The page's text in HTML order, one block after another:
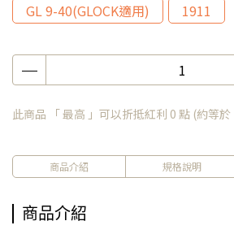
GL 9-40(GLOCK適用)
1911
此商品 「 最高 」可以折抵紅利 0 點 (約等於
商品介紹 規格說明
商品介紹